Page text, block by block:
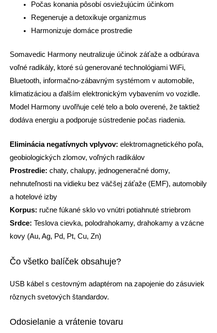
Počas konania pôsobí osviežujúcim účinkom
Regeneruje a detoxikuje organizmus
Harmonizuje domáce prostredie
Somavedic Harmony neutralizuje účinok záťaže a odbúrava
voľné radikály, ktoré sú generované technológiami WiFi,
Bluetooth, informačno-zábavným systémom v automobile,
klimatizáciou a ďalším elektronickým vybavením vo vozidle.
Model Harmony uvoľňuje celé telo a bolo overené, že taktiež
dodáva energiu a podporuje sústredenie počas riadenia.
Eliminácia negatívnych vplyvov: elektromagnetického poľa,
geobiologických zlomov, voľných radikálov
Prostredie: chaty, chalupy, jednogeneračné domy,
nehnuteľnosti na vidieku bez väčšej záťaže (EMF), automobily
a hotelové izby
Korpus: ručne fúkané sklo vo vnútri potiahnuté striebrom
Srdce: Teslova cievka, polodrahokamy, drahokamy a vzácne
kovy (Au, Ag, Pd, Pt, Cu, Zn)
Čo všetko balíček obsahuje?
USB kábel s cestovným adaptérom na zapojenie do zásuviek
rôznych svetových štandardov.
Odosielanie a vrátenie tovaru